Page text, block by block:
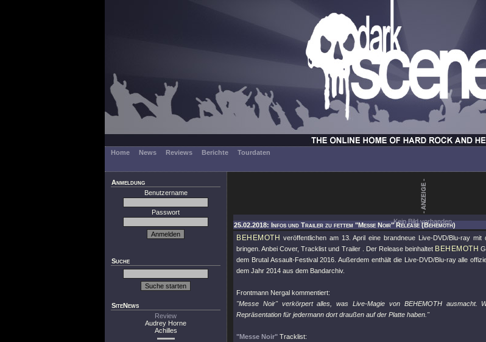
Home News Reviews Berichte
Tourdaten
Anmeldung
Benutzername
Passwort
Suche
SiteNews
Review
Audrey Horne
Achilles
Kein Bild vorhanden.
25.02.2018: Infos und Trailer zu fettem "Messe Noir" Release (Behemoth)
BEHEMOTH veröffentlichen am 13. April eine brandneue Live-DVD/Blu-ray mit
bringen. Anbei Cover, Tracklist und Trailer . Der Release beinhaltet BEHEMOTH
dem Brutal Assault-Festival 2016. Außerdem enthält die Live-DVD/Blu-ray alle
dem Jahr 2014 aus dem Bandarchiv.
Frontmann Nergal kommentiert:
"Messe Noir" verkörpert alles, was Live-Magie von BEHEMOTH
Repräsentation für jedermann dort draußen auf der Platte haben."
"Messe Noir" Tracklist: